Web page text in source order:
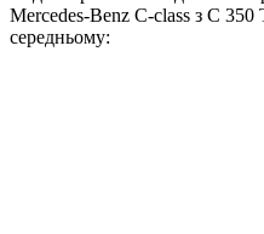
Mercedes-Benz C-class з C
середньому: